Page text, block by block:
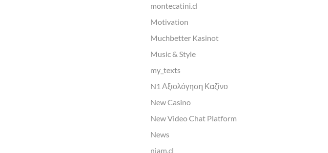
montecatini.cl
Motivation
Muchbetter Kasinot
Music & Style
my_texts
N1 Αξιολόγηση Καζίνο
New Casino
New Video Chat Platform
News
niam.cl